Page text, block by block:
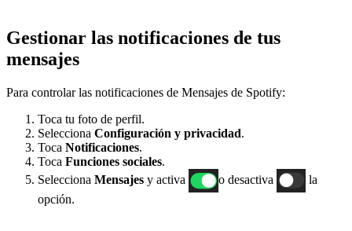
Gestionar las notificaciones de tus
mensajes
Para controlar las notificaciones de Mensajes de Spotify:
Toca tu foto de perfil.
Selecciona Configuración y privacidad.
Toca Notificaciones.
Toca Funciones sociales.
Selecciona Mensajes y activa o desactiva
la
opción.